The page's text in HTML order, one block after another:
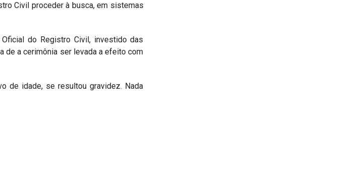
Civil proceder à busca, em sistemas
do Registro Civil, investido das
de a cerimônia ser levada a efeito com
de idade, se resultou gravidez. Nada